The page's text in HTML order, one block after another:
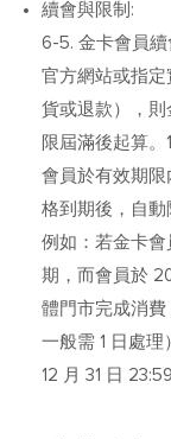
續會與限制:
6-5. 金卡會員續
官方網站或指
貨或退款），則
限屆滿後起算
會員於有效期
格到期後，自動
例如：若金卡會
期，而會員於
體門市完成消
一般需 1 日處
12 月 31 日